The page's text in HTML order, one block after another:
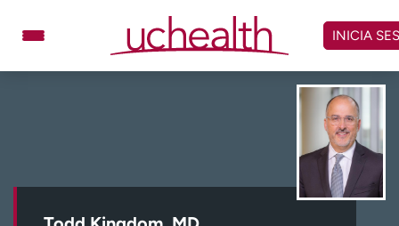
contenido
Especialidades
INICIA